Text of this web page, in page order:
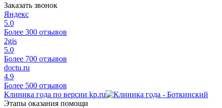
Заказать звонок
Яндекс
5.0
Более 300 отзывов
2gis
5.0
Более 700 отзывов
doctu.ru
4.9
Более 500 отзывов
Клиника года по версии kp.ru
Этапы оказания помощи